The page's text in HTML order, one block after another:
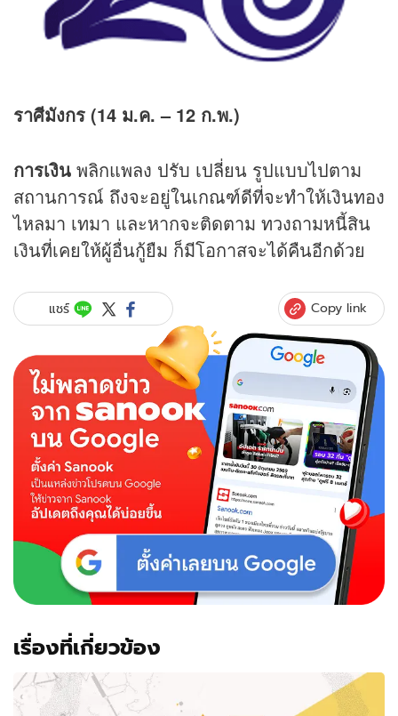
ราศีมังกร (14 ม.ค. – 12 ก.พ.)
การเงิน พลิกแพลง ปรับ เปลี่ยน รูปแบบไปตาม
สถานการณ์ ถึงจะอยู่ในเกณฑ์ดีที่จะทำให้เงินทอง
ไหลมา เทมา และหากจะติดตาม ทวงถามหนี้สิน
เงินที่เคยให้ผู้อื่นกู้ยืม ก็มีโอกาสจะได้คืนอีกด้วย
แชร์ Copy link
เรื่องที่เกี่ยวข้อง